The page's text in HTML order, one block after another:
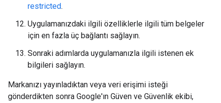
restricted.
Uygulamanızdaki ilgili özelliklerle ilgili tüm belgeler
için en fazla üç bağlantı sağlayın.
Sonraki adımlarda uygulamanızla ilgili istenen ek
bilgileri sağlayın.
Markanızı yayınladıktan veya veri erişimi isteği
gönderdikten sonra Google'ın Güven ve Güvenlik ekibi,